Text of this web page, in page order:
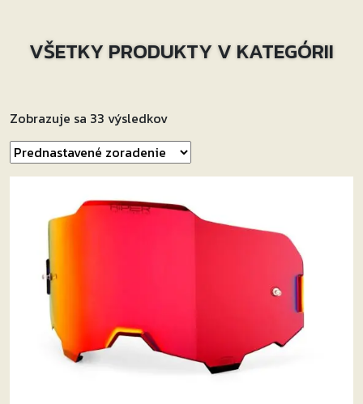
VŠETKY PRODUKTY V KATEGÓRII
Zobrazuje sa 33 výsledkov